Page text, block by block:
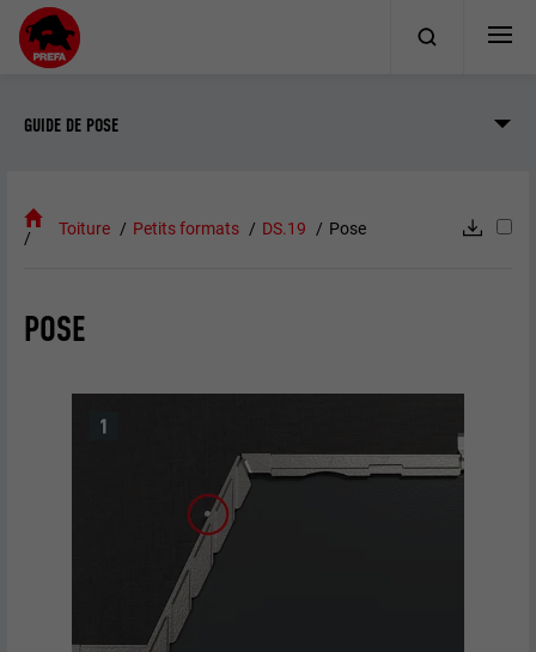
GUIDE DE POSE
Toiture Petits formats DS.19 Pose
POSE